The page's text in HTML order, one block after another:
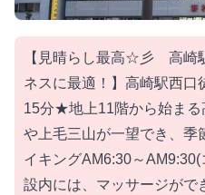
【見晴らし最高☆彡 高崎
ネスに最適！】高崎駅西口
15分★地上11階から始まる
や上毛三山が一望でき、季
イキングAM6:30～
設内には、マッサージがで